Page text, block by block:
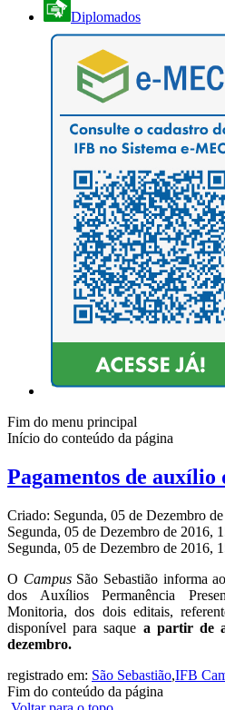
Diplomados
Fim do menu principal
Início do conteúdo da página
Pagamentos de auxílio
Criado: Segunda, 05 de Dezembro
Segunda, 05 de Dezembro de 2016,
Segunda, 05 de Dezembro de 2016,
O CampusSão Sebastião informa
dos Auxílios Permanência
Monitoria, dos dois editais,
disponível para saque a partir de
dezembro.
registrado em: São Sebastião,IFB
Fim do conteúdo da página